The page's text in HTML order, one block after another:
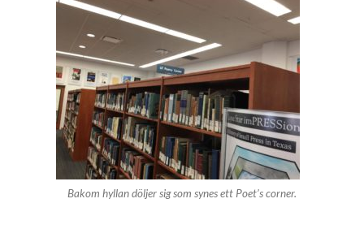
Bakom hyllan döljer sig som synes ett Poet’s corner.